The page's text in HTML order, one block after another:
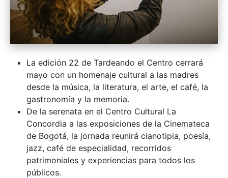
La edición 22 de Tardeando el Centro cerrará
mayo con un homenaje cultural a las madres
desde la música, la literatura, el arte, el café, la
gastronomía y la memoria.
De la serenata en el Centro Cultural La
Concordia a las exposiciones de la Cinemateca
de Bogotá, la jornada reunirá cianotipia, poesía,
jazz, café de especialidad, recorridos
patrimoniales y experiencias para todos los
públicos.